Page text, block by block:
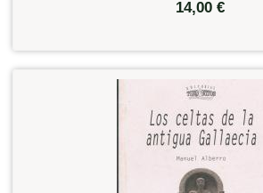
14,00 €